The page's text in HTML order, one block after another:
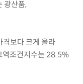
광산품,
보다 크게 올라
역조건지수는 28.5%